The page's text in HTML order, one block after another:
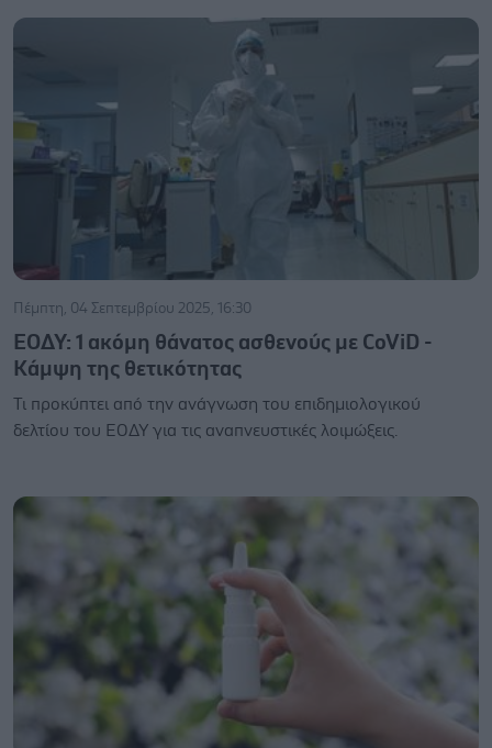
Πέμπτη, 04 Σεπτεμβρίου 2025, 16:30
ΕΟΔΥ: 1 ακόμη θάνατος ασθενούς με CoViD -
Κάμψη της θετικότητας
Τι προκύπτει από την ανάγνωση του επιδημιολογικού
δελτίου του ΕΟΔΥ για τις αναπνευστικές λοιμώξεις.